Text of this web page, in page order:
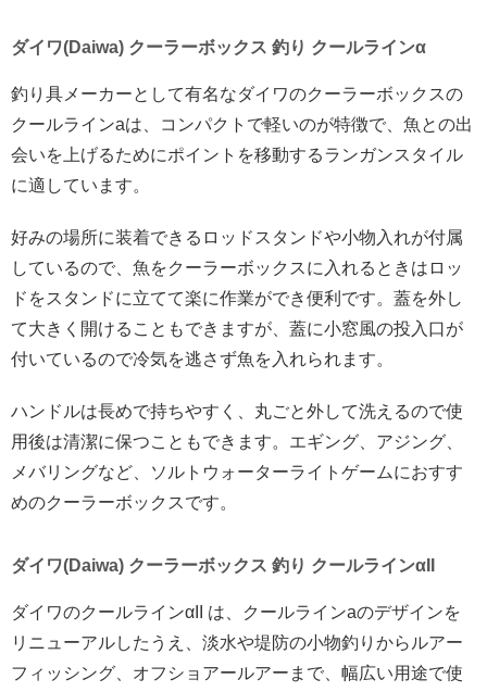
ダイワ(Daiwa) クーラーボックス 釣り クールラインα
釣り具メーカーとして有名なダイワのクーラーボックスの
クールラインaは、コンパクトで軽いのが特徴で、魚との出
会いを上げるためにポイントを移動するランガンスタイル
に適しています。
好みの場所に装着できるロッドスタンドや小物入れが付属
しているので、魚をクーラーボックスに入れるときはロッ
ドをスタンドに立てて楽に作業ができ便利です。蓋を外し
て大きく開けることもできますが、蓋に小窓風の投入口が
付いているので冷気を逃さず魚を入れられます。
ハンドルは長めで持ちやすく、丸ごと外して洗えるので使
用後は清潔に保つこともできます。エギング、アジング、
メバリングなど、ソルトウォーターライトゲームにおすす
めのクーラーボックスです。
ダイワ(Daiwa) クーラーボックス 釣り クールラインαII
ダイワのクールラインαII は、クールラインaのデザインを
リニューアルしたうえ、淡水や堤防の小物釣りからルアー
フィッシング、オフショアールアーまで、幅広い用途で使